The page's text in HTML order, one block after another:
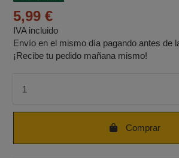
5,99 €
IVA incluido
Envío en el mismo día pagando antes de
¡Recibe tu pedido mañana mismo!
Comprar